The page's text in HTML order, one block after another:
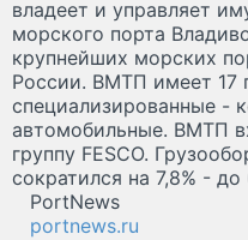
владеет и управляет
морского порта
крупнейших морских
России. ВМТП имеет 17
специализированные -
автомобильные. ВМТП
группу FESCO.
сократился на 7,8% -
PortNews
portnews.ru